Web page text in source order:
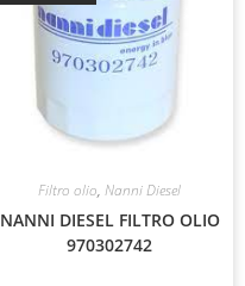
Filtro olio,Nanni Diesel
NANNI DIESEL FILTRO OLIO
970302742